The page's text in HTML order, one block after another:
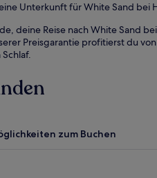
Unterkunft für White Sand bei
deine Reise nach White Sand
Preisgarantie profitierst du
zum Buchen